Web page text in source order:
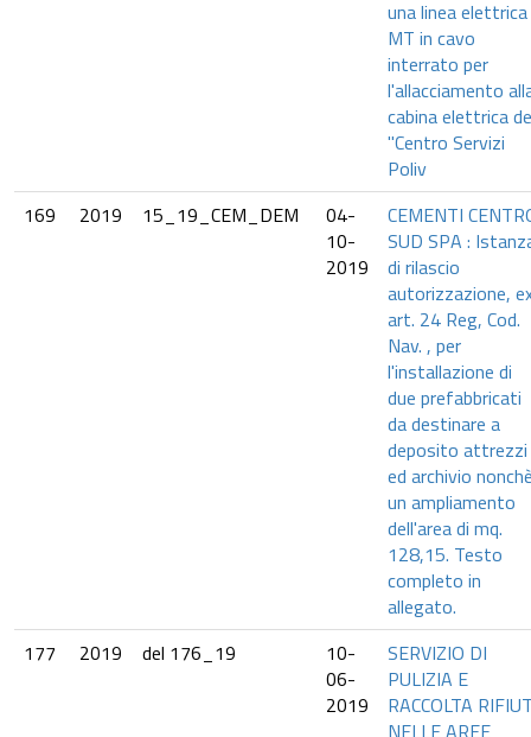
una linea elettrica
MT in cavo
interrato per
l'allacciamento
cabina elettrica
"Centro Servizi
Poliv
169
2019 15_19_CEM_DEM
04-
10-
2019
CEMENTI
SUD SPA :
di rilascio
autorizzazione,
art. 24 Reg, Cod.
Nav. , per
l'installazione di
due prefabbricati
da destinare a
deposito attrezzi
ed archivio
un ampliamento
dell'area di mq.
128,15. Testo
completo in
allegato.
177
2019 del 176_19
10-
06-
2019
SERVIZIO DI
PULIZIA E
RACCOLTA
NELLE AREE